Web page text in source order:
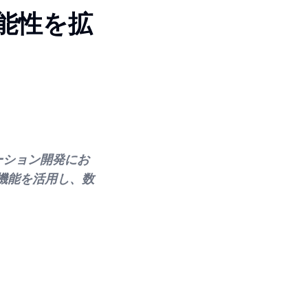
性を拡
ョン開発にお
能を活用し、数